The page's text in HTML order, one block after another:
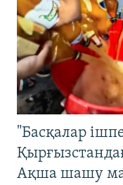
"Басқалар
Ақша шашу